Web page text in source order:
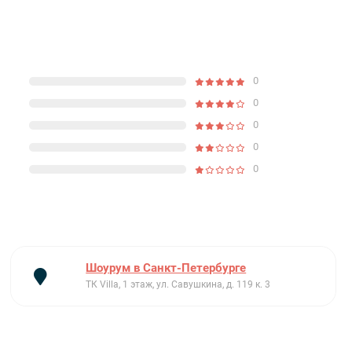
0
0
0
0
0
Шоурум в Санкт-Петербурге
ТК Villa, 1 этаж, ул. Савушкина, д. 119 к. 3